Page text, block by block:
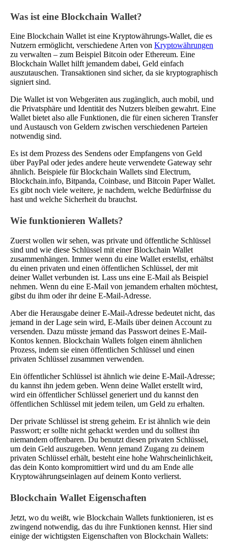
Was ist eine Blockchain Wallet?
Eine Blockchain Wallet ist eine Kryptowährungs-Wallet, die es
Nutzern ermöglicht, verschiedene Arten von Kryptowährungen
zu verwalten – zum Beispiel Bitcoin oder Ethereum. Eine
Blockchain Wallet hilft jemandem dabei, Geld einfach
auszutauschen. Transaktionen sind sicher, da sie kryptographisch
signiert sind.
Die Wallet ist von Webgeräten aus zugänglich, auch mobil, und
die Privatsphäre und Identität des Nutzers bleiben gewahrt. Eine
Wallet bietet also alle Funktionen, die für einen sicheren Transfer
und Austausch von Geldern zwischen verschiedenen Parteien
notwendig sind.
Es ist dem Prozess des Sendens oder Empfangens von Geld
über PayPal oder jedes andere heute verwendete Gateway sehr
ähnlich. Beispiele für Blockchain Wallets sind Electrum,
Blockchain.info, Bitpanda, Coinbase, und Bitcoin Paper Wallet.
Es gibt noch viele weitere, je nachdem, welche Bedürfnisse du
hast und welche Sicherheit du brauchst.
Wie funktionieren Wallets?
Zuerst wollen wir sehen, was private und öffentliche Schlüssel
sind und wie diese Schlüssel mit einer Blockchain Wallet
zusammenhängen. Immer wenn du eine Wallet erstellst, erhältst
du einen privaten und einen öffentlichen Schlüssel, der mit
deiner Wallet verbunden ist. Lass uns eine E-Mail als Beispiel
nehmen. Wenn du eine E-Mail von jemandem erhalten möchtest,
gibst du ihm oder ihr deine E-Mail-Adresse.
Aber die Herausgabe deiner E-Mail-Adresse bedeutet nicht, das
jemand in der Lage sein wird, E-Mails über deinen Account zu
versenden. Dazu müsste jemand das Passwort deines E-Mail-
Kontos kennen. Blockchain Wallets folgen einem ähnlichen
Prozess, indem sie einen öffentlichen Schlüssel und einen
privaten Schlüssel zusammen verwenden.
Ein öffentlicher Schlüssel ist ähnlich wie deine E-Mail-Adresse;
du kannst ihn jedem geben. Wenn deine Wallet erstellt wird,
wird ein öffentlicher Schlüssel generiert und du kannst den
öffentlichen Schlüssel mit jedem teilen, um Geld zu erhalten.
Der private Schlüssel ist streng geheim. Er ist ähnlich wie dein
Passwort; er sollte nicht gehackt werden und du solltest ihn
niemandem offenbaren. Du benutzt diesen privaten Schlüssel,
um dein Geld auszugeben. Wenn jemand Zugang zu deinem
privaten Schlüssel erhält, besteht eine hohe Wahrscheinlichkeit,
das dein Konto kompromittiert wird und du am Ende alle
Kryptowährungseinlagen auf deinem Konto verlierst.
Blockchain Wallet Eigenschaften
Jetzt, wo du weißt, wie Blockchain Wallets funktionieren, ist es
zwingend notwendig, das du ihre Funktionen kennst. Hier sind
einige der wichtigsten Eigenschaften von Blockchain Wallets: